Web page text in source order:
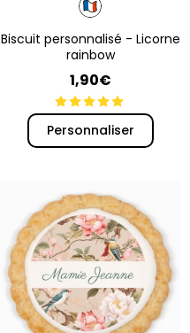
Biscuit personnalisé - Licorne
rainbow
1,90€
Personnaliser